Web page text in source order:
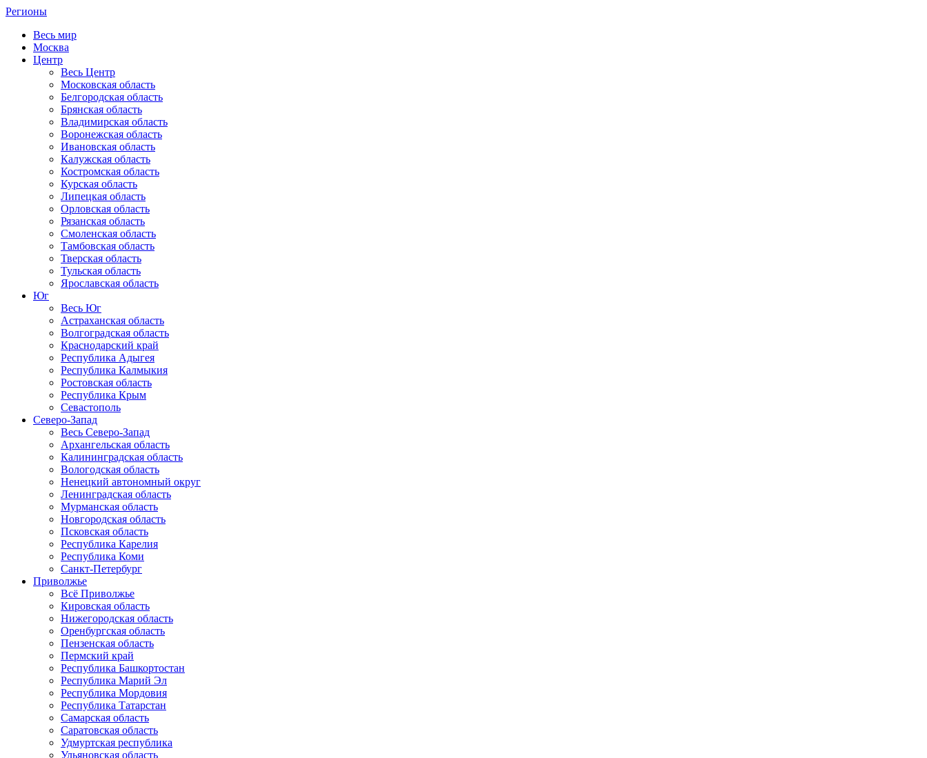
Регионы
Весь мир
Москва
Центр
Весь Центр
Московская область
Белгородская область
Брянская область
Владимирская область
Воронежская область
Ивановская область
Калужская область
Костромская область
Курская область
Липецкая область
Орловская область
Рязанская область
Смоленская область
Тамбовская область
Тверская область
Тульская область
Ярославская область
Юг
Весь Юг
Астраханская область
Волгоградская область
Краснодарский край
Республика Адыгея
Республика Калмыкия
Ростовская область
Республика Крым
Севастополь
Северо-Запад
Весь Северо-Запад
Архангельская область
Калининградская область
Вологодская область
Ненецкий автономный округ
Ленинградская область
Мурманская область
Новгородская область
Псковская область
Республика Карелия
Республика Коми
Санкт-Петербург
Приволжье
Всё Приволжье
Кировская область
Нижегородская область
Оренбургская область
Пензенская область
Пермский край
Республика Башкортостан
Республика Марий Эл
Республика Мордовия
Республика Татарстан
Самарская область
Саратовская область
Удмуртская республика
Ульяновская область